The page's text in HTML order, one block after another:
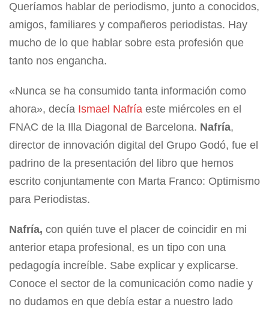
Queríamos hablar de periodismo, junto a conocidos,
amigos, familiares y compañeros periodistas. Hay
mucho de lo que hablar sobre esta profesión que
tanto nos engancha.
«Nunca se ha consumido tanta información como
ahora», decía Ismael Nafría este miércoles en el
FNAC de la Illa Diagonal de Barcelona. Nafría,
director de innovación digital del Grupo Godó, fue el
padrino de la presentación del libro que hemos
escrito conjuntamente con Marta Franco: Optimismo
para Periodistas.
Nafría, con quién tuve el placer de coincidir en mi
anterior etapa profesional, es un tipo con una
pedagogía increíble. Sabe explicar y explicarse.
Conoce el sector de la comunicación como nadie y
no dudamos en que debía estar a nuestro lado